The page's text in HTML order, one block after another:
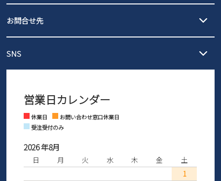
3,980円（税込）以上お買い上げで送料無料
発送日・送料詳細については
ご利用ください。
発送日・送料詳細についてはご利用ガイドを
ご利用ください。
の片道無料サービスを実施中！
ントとしても安心してご利用いただけるよう、サイズ交換の受付期
さい。
お問合せ先
営業時間：11時～17時
※土日祝はお問い合わせ窓口休業日となります。
SNS
Facebook Instagram
営業日カレンダー
休業日
お問い合わせ窓口休業日
受注受付のみ
2026 年8月
日 月 火 水 木 金
土
1